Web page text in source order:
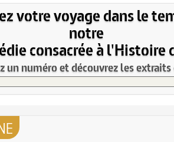
votre voyage dans le
notre
consacrée à l'Histoire
un numéro et découvrez les